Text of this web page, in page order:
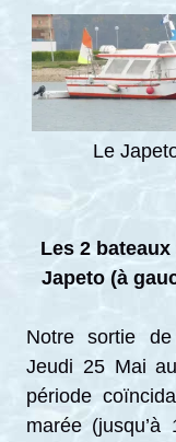
Le
Les 2
Japeto (à
Notre sortie de
Jeudi 25 Mai
période
marée